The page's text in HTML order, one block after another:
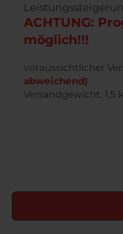
ACHTUNG:
möglich!!!
voraussichtlicher
abweichend)
Versandgewicht: 1,5